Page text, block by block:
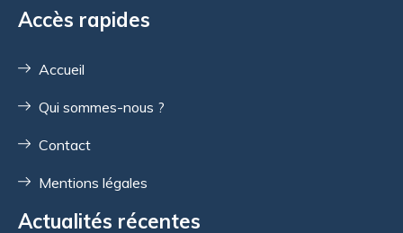
Accès rapides
Accueil
Qui sommes-nous ?
Contact
Mentions légales
Actualités récentes